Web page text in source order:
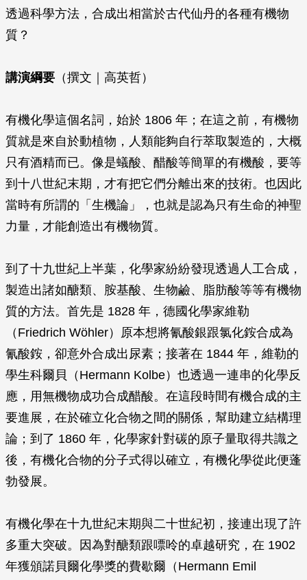
透過科學方法，合成出相當於古代仙丹的各種有機物
質？
講演綱要 （撰文｜高英哲）
有機化學這個名詞，始於 1806 年；在這之前，有機物
質就是來自於動植物，人類能夠自行萃取製造的，大概
只有酒精而已。像是蟻酸、醋酸等簡單的有機酸，要等
到十八世紀末期，才有把它們分離出來的技術。也因此
當時有所謂的「生機論」，也就是認為只有生命的神聖
力量，才能創造出有機物質。
到了十九世紀上半葉，化學家紛紛發現透過人工合成，
製造出諸如醣類、胺基酸、生物鹼、脂肪酸等等有機物
質的方法。首先是 1828 年，德國化學家維勒
（Friedrich Wöhler）原本想將氰酸銀跟氯化銨合成為
氰酸銨，卻意外合成出尿素；接著在 1844 年，維勒的
學生科爾貝（Hermann Kolbe）也透過一連串的化學反
應，用無機物成功合成醋酸。在這段時間有機合成的主
要進展，在於確立化合物之間的關係，幫助建立結構理
論；到了 1860 年，化學家針對碳的原子量取得共識之
後，有機化合物的分子式得以確立，有機化學從此便蓬
勃發展。
有機化學在十九世紀末期與二十世紀初，接連出現了許
多重大突破。因為對醣類跟嘌呤的卓越研究，在 1902
年獲頒諾貝爾化學獎的費歇爾（Hermann Emil